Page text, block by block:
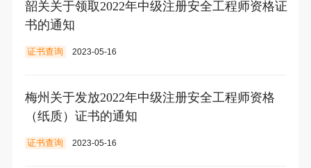
韶关关于领取2022年中级注册安全工程师资格证
书的通知
证书查询 2023-05-16
梅州关于发放2022年中级注册安全工程师资格
（纸质）证书的通知
证书查询 2023-05-16